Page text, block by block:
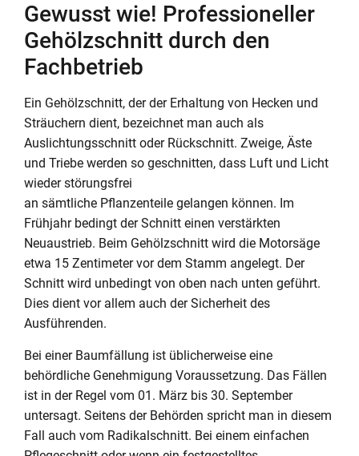
Gewusst wie! Professioneller
Gehölzschnitt durch den
Fachbetrieb
Ein Gehölzschnitt, der der Erhaltung von Hecken und
Sträuchern dient, bezeichnet man auch als
Auslichtungsschnitt oder Rückschnitt. Zweige, Äste
und Triebe werden so geschnitten, dass Luft und Licht
wieder störungsfrei
an sämtliche Pflanzenteile gelangen können. Im
Frühjahr bedingt der Schnitt einen verstärkten
Neuaustrieb. Beim Gehölzschnitt wird die Motorsäge
etwa 15 Zentimeter vor dem Stamm angelegt. Der
Schnitt wird unbedingt von oben nach unten geführt.
Dies dient vor allem auch der Sicherheit des
Ausführenden.
Bei einer Baumfällung ist üblicherweise eine
behördliche Genehmigung Voraussetzung. Das Fällen
ist in der Regel vom 01. März bis 30. September
untersagt. Seitens der Behörden spricht man in diesem
Fall auch vom Radikalschnitt. Bei einem einfachen